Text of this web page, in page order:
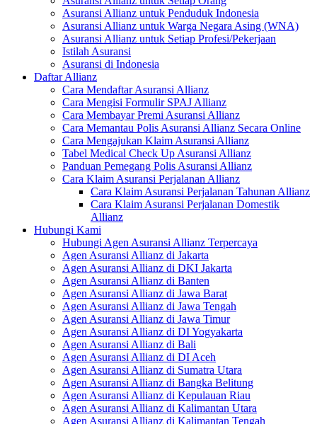
Asuransi Allianz untuk Penduduk Indonesia
Asuransi Allianz untuk Warga Negara Asing (WNA)
Asuransi Allianz untuk Setiap Profesi/Pekerjaan
Istilah Asuransi
Asuransi di Indonesia
Daftar Allianz
Cara Mendaftar Asuransi Allianz
Cara Mengisi Formulir SPAJ Allianz
Cara Membayar Premi Asuransi Allianz
Cara Memantau Polis Asuransi Allianz Secara Online
Cara Mengajukan Klaim Asuransi Allianz
Tabel Medical Check Up Asuransi Allianz
Panduan Pemegang Polis Asuransi Allianz
Cara Klaim Asuransi Perjalanan Allianz
Cara Klaim Asuransi Perjalanan Tahunan Allianz
Cara Klaim Asuransi Perjalanan Domestik
Allianz
Hubungi Kami
Hubungi Agen Asuransi Allianz Terpercaya
Agen Asuransi Allianz di Jakarta
Agen Asuransi Allianz di DKI Jakarta
Agen Asuransi Allianz di Banten
Agen Asuransi Allianz di Jawa Barat
Agen Asuransi Allianz di Jawa Tengah
Agen Asuransi Allianz di Jawa Timur
Agen Asuransi Allianz di DI Yogyakarta
Agen Asuransi Allianz di Bali
Agen Asuransi Allianz di DI Aceh
Agen Asuransi Allianz di Sumatra Utara
Agen Asuransi Allianz di Bangka Belitung
Agen Asuransi Allianz di Kepulauan Riau
Agen Asuransi Allianz di Kalimantan Utara
Agen Asuransi Allianz di Kalimantan Tengah